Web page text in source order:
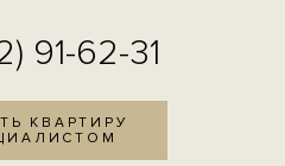
91-62-31
КВАРТИРУ